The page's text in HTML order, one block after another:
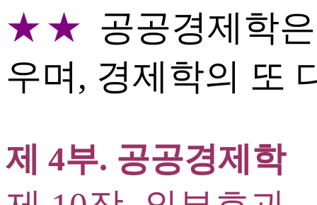
★★ 공공경제학
우며, 경제학의 또
제 4부. 공공경제학